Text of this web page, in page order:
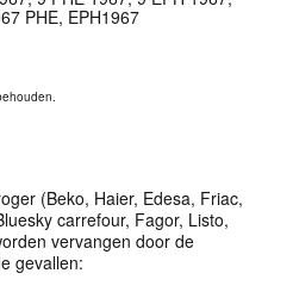
PHE, EPH1967
(Beko, Haier, Edesa, Friac,
carrefour, Fagor, Listo,
vervangen door de
gevallen: